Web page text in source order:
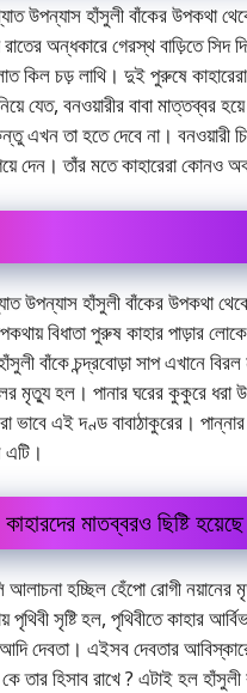
উপন্যাস হাঁসুলী বাঁকের উপকথা
অন্ধকারে গেরস্থ বাড়িতে সিদ
কিল চড় লাথি। দুই পুরুষে
যেত, বনওয়ারীর বাবা মাত্তব্বর
এখন তা হতে দেবে না। বনওয়ারী
দেন। তাঁর মতে কাহারেরা কোনও
উপন্যাস হাঁসুলী বাঁকের উপকথা
বিধাতা পুরুষ কাহার পাড়ার
বাঁকে চন্দ্রবােড়া সাপ এখানে
হল। পানার ঘরের কুকুরে ধরা
ভাবে এই দণ্ড বাবাঠাকুরের।
এটি।
; কাহারদের মাতব্বরও ছিষ্টি
হচ্ছিল হেঁপাে রােগী নয়ানের
সৃষ্টি হল, পৃথিবীতে কাহার
দেবতা। এইসব দেবতার
তার হিসাব রাখে ? এটাই হল